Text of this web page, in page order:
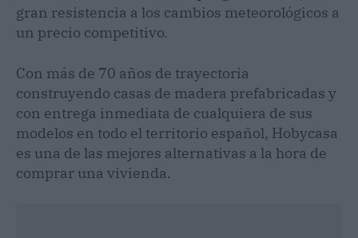
gran resistencia a los cambios meteorológicos a
un precio competitivo.
Con más de 70 años de trayectoria
construyendo casas de madera prefabricadas y
con entrega inmediata de cualquiera de sus
modelos en todo el territorio español, Hobycasa
es una de las mejores alternativas a la hora de
comprar una vivienda.